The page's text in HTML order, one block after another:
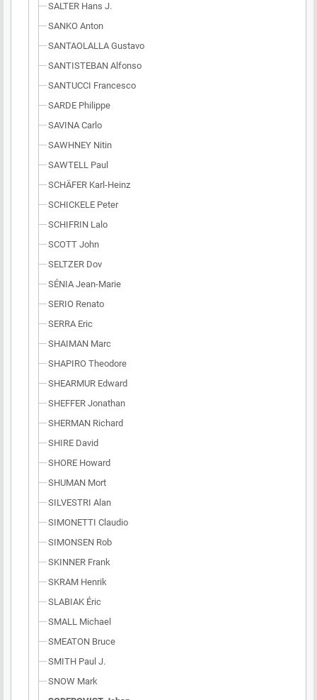
SALTER Hans J.
SANKO Anton
SANTAOLALLA Gustavo
SANTISTEBAN Alfonso
SANTUCCI Francesco
SARDE Philippe
SAVINA Carlo
SAWHNEY Nitin
SAWTELL Paul
SCHÄFER Karl-Heinz
SCHICKELE Peter
SCHIFRIN Lalo
SCOTT John
SELTZER Dov
SÉNIA Jean-Marie
SERIO Renato
SERRA Eric
SHAIMAN Marc
SHAPIRO Theodore
SHEARMUR Edward
SHEFFER Jonathan
SHERMAN Richard
SHIRE David
SHORE Howard
SHUMAN Mort
SILVESTRI Alan
SIMONETTI Claudio
SIMONSEN Rob
SKINNER Frank
SKRAM Henrik
SLABIAK Éric
SMALL Michael
SMEATON Bruce
SMITH Paul J.
SNOW Mark